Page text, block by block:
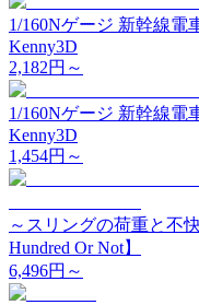
1/160Nゲージ 新幹線電
Kenny3D
2,182円～
1/160Nゲージ 新幹線電
Kenny3D
1,454円～
～スリングの荷重と不
Hundred Or Not】
6,496円～